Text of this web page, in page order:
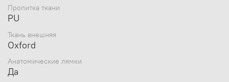
Пропитка ткани
PU
Ткань внешняя
Oxford
Анатомические лямки
Да